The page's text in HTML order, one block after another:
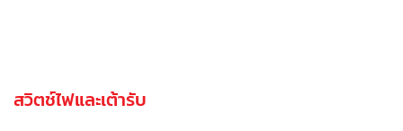
สวิตช์ไฟและเต้ารับ